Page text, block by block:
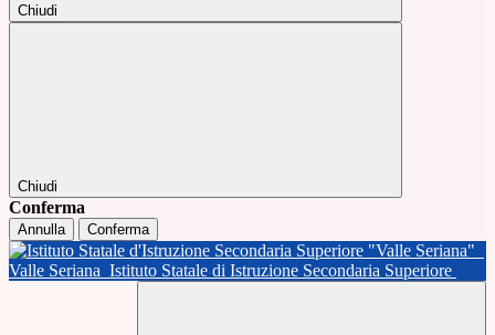
Chiudi
Chiudi
Conferma
Annulla Conferma
Valle Seriana Istituto Statale di Istruzione Secondaria Superiore